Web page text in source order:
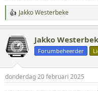
W
a
r
d
e
n
Jakko Westerbeke
Jakko
Forumbeheerder
donderdag 20 februari 2025